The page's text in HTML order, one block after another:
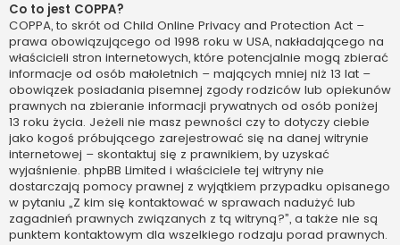
Co to jest COPPA?
COPPA, to skrót od Child Online Privacy and Protection Act –
prawa obowiązującego od 1998 roku w USA, nakładającego na
właścicieli stron internetowych, które potencjalnie mogą zbierać
informacje od osób małoletnich – mających mniej niż 13 lat –
obowiązek posiadania pisemnej zgody rodziców lub opiekunów
prawnych na zbieranie informacji prywatnych od osób poniżej
13 roku życia. Jeżeli nie masz pewności czy to dotyczy ciebie
jako kogoś próbującego zarejestrować się na danej witrynie
internetowej – skontaktuj się z prawnikiem, by uzyskać
wyjaśnienie. phpBB Limited i właściciele tej witryny nie
dostarczają pomocy prawnej z wyjątkiem przypadku opisanego
w pytaniu „Z kim się kontaktować w sprawach nadużyć lub
zagadnień prawnych związanych z tą witryną?”, a także nie są
punktem kontaktowym dla wszelkiego rodzaju porad prawnych.